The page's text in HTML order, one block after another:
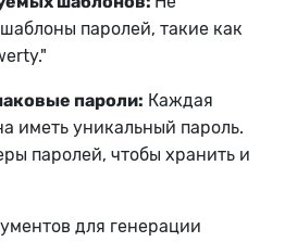
паролей, такие как
пароли: Каждая
иметь уникальный пароль.
паролей, чтобы хранить и
для генерации